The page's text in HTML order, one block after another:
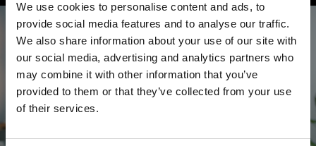
We use cookies to personalise content and ads, to
provide social media features and to analyse our traffic.
We also share information about your use of our site with
our social media, advertising and analytics partners who
may combine it with other information that you’ve
provided to them or that they’ve collected from your use
of their services.
¿Algo que añadir?
Queremos oírlo